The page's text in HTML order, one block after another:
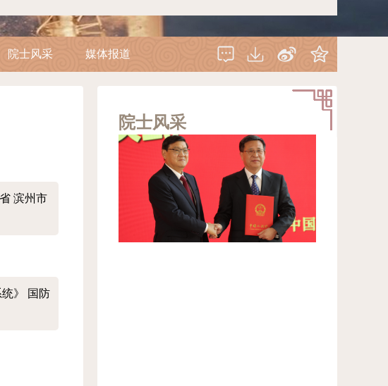
院士风采 媒体报道
滨州市
统》 国防
院士风采